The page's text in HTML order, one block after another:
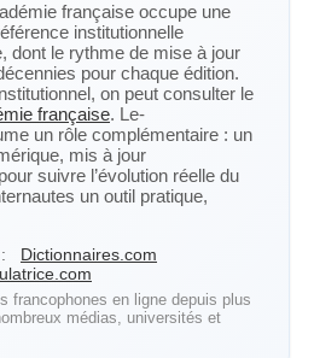
française occupe une
institutionnelle
dont le rythme de mise à jour
pour chaque édition.
on peut consulter le
française. Le-
un rôle complémentaire : un
mis à jour
suivre l’évolution réelle du
un outil pratique,
Dictionnaires.com
francophones en ligne depuis plus
médias, universités et